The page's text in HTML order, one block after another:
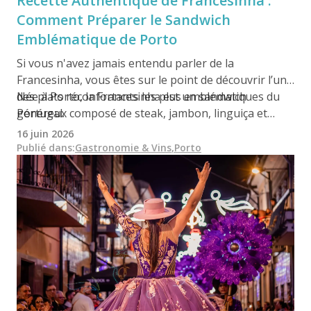
Comment Préparer le Sandwich
Emblématique de Porto
Si vous n'avez jamais entendu parler de la
Francesinha, vous êtes sur le point de découvrir l’un
des plats réconfortants les plus emblématiques du
Portugal.
Née à Porto, la Francesinha est un sandwich
généreux composé de steak, jambon, linguiça et
saucisse fraîche, recouvert de fromage fondu et
généreusement nappé d’une sauce chaude à base de
bière. Copieuse, gourmande et unique, elle ne
ressemble à aucun autre sandwich.
16 juin 2026
Publié dans:Gastronomie & Vins,Porto